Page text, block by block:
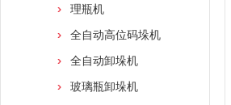
理瓶机
全自动高位码垛机
全自动卸垛机
玻璃瓶卸垛机